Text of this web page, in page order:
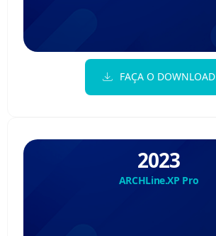
FAÇA O DOWNLOAD
2023
ARCHLine.XP Pro